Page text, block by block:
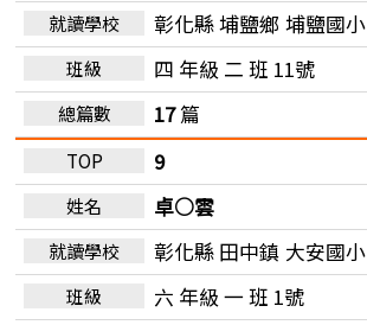
彰化縣 埔鹽鄉 埔鹽國小
四 年級 二 班 11號
17篇
9
卓○雲
彰化縣 田中鎮 大安國小
六 年級 一 班 1號